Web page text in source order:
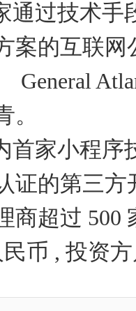
通过技术手
案的互联
General
。
首家小程序
证的第三
商超过 500
币 , 投资